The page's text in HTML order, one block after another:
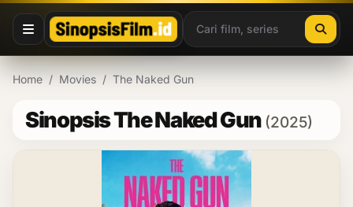
Lewati ke konten
Home / Movies / The Naked Gun
Sinopsis The Naked Gun (2025)